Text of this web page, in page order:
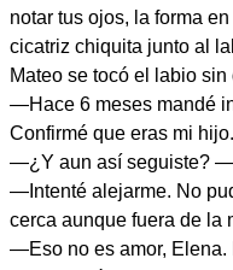
notar tus ojos, la forma
cicatriz chiquita junto al
Mateo se tocó el labio sin
—Hace 6 meses mandé
Confirmé que eras mi hijo.
—¿Y aun así seguiste?
—Intenté alejarme. No
cerca aunque fuera de la
—Eso no es amor, Elena.